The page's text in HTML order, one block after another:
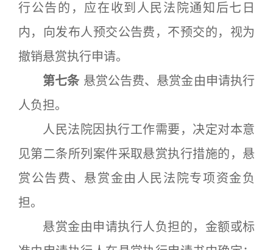
行公告的，应在收到人民法院通知后七日
内，向发布人预交公告费，不预交的，视为
撤销悬赏执行申请。
第七条 悬赏公告费、悬赏金由申请执行
人负担。
人民法院因执行工作需要，决定对本意
见第二条所列案件采取悬赏执行措施的，悬
赏公告费、悬赏金由人民法院专项资金负
担。
悬赏金由申请执行人负担的，金额或标